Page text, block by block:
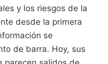
y los riesgos de la
desde la primera
se
de barra. Hoy, sus